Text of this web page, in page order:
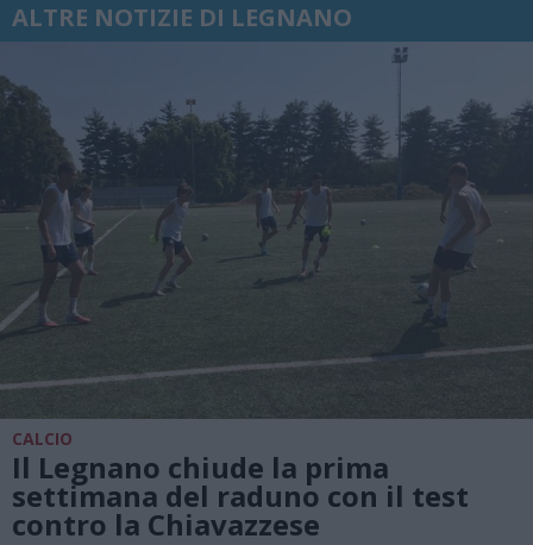
ALTRE NOTIZIE DI LEGNANO
CALCIO
Il Legnano chiude la prima
settimana del raduno con il test
contro la Chiavazzese